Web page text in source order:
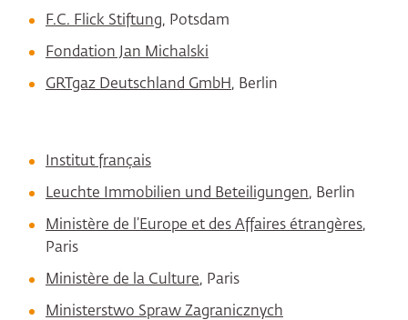
F.C. Flick Stiftung, Potsdam
Fondation Jan Michalski
GRTgaz Deutschland GmbH, Berlin
Institut français
Leuchte Immobilien und Beteiligungen, Berlin
Ministère de l’Europe et des Affaires étrangères,
Paris
Ministère de la Culture, Paris
Ministerstwo Spraw Zagranicznych